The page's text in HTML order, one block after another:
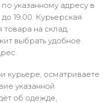
указанному адресу в
19.00. Курьерская
на склад,
выбрать удобное
курьере, осматриваете
указанной
об одежде,